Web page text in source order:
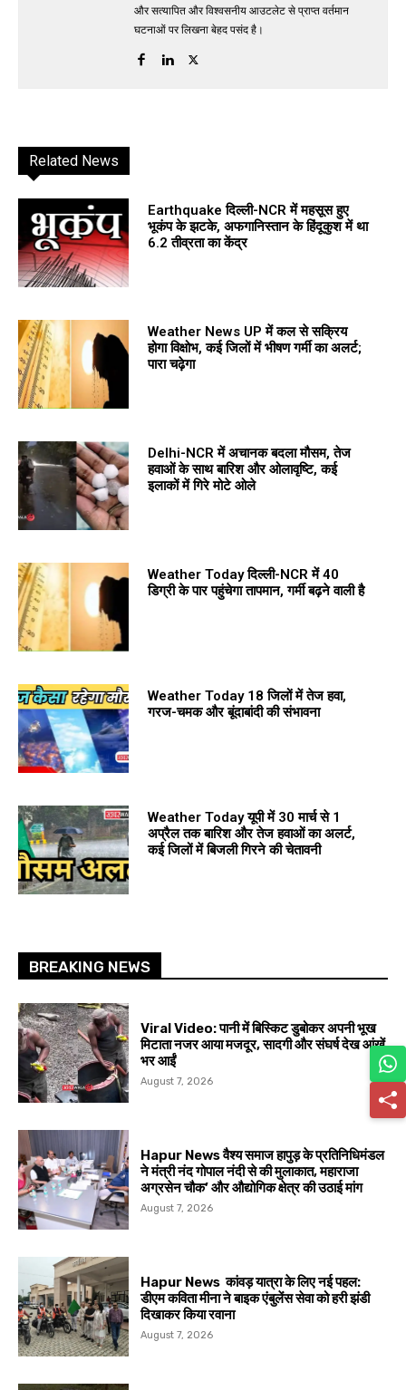
और सत्यापित और विश्वसनीय आउटलेट से प्राप्त वर्तमान
घटनाओं पर लिखना बेहद पसंद है।
Related News
Earthquake दिल्ली-NCR में महसूस हुए
भूकंप के झटके, अफगानिस्तान के हिंदूकुश में था
6.2 तीव्रता का केंद्र
Weather News UP में कल से सक्रिय
होगा विक्षोभ, कई जिलों में भीषण गर्मी का अलर्ट;
पारा चढ़ेगा
Delhi-NCR में अचानक बदला मौसम, तेज
हवाओं के साथ बारिश और ओलावृष्टि, कई
इलाकों में गिरे मोटे ओले
Weather Today दिल्ली-NCR में 40
डिग्री के पार पहुंचेगा तापमान, गर्मी बढ़ने वाली है
Weather Today 18 जिलों में तेज हवा,
गरज-चमक और बूंदाबांदी की संभावना
Weather Today यूपी में 30 मार्च से 1
अप्रैल तक बारिश और तेज हवाओं का अलर्ट,
कई जिलों में बिजली गिरने की चेतावनी
BREAKING NEWS
Viral Video: पानी में बिस्किट डुबोकर अपनी भूख
मिटाता नजर आया मजदूर, सादगी और संघर्ष देख आंखें
भर आईं
August 7, 2026
Hapur News वैश्य समाज हापुड़ के प्रतिनिधिमंडल
ने मंत्री नंद गोपाल नंदी से की मुलाकात, महाराजा
अग्रसेन चौक’ और औद्योगिक क्षेत्र की उठाई मांग
August 7, 2026
Hapur News कांवड़ यात्रा के लिए नई पहल:
डीएम कविता मीना ने बाइक एंबुलेंस सेवा को हरी झंडी
दिखाकर किया रवाना
August 7, 2026